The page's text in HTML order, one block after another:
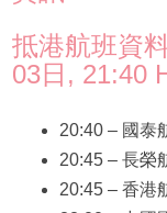
抵港航班資
03日, 21:40
20:40 – 國泰
20:45 – 長榮
20:45 – 香港